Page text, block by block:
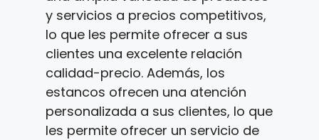
y servicios a precios competitivos,
lo que les permite ofrecer a sus
clientes una excelente relación
calidad-precio. Además, los
estancos ofrecen una atención
personalizada a sus clientes, lo que
les permite ofrecer un servicio de